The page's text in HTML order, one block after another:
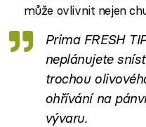
může ovlivnit nejen
Prima FRESH
neplánujete
trochou
ohřívání na
vývaru.